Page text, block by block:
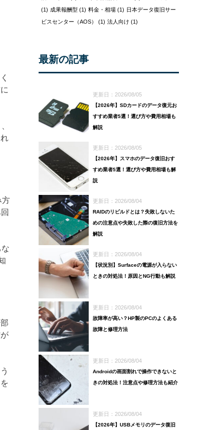
方
(1) 成果報酬型 (1) 料金・相場 (1) 日本データ復旧サー
ビスセンター（AOS）
(1) 法人向け (1)
最新の記事
更新日：2026/08/05
【2026年】SDカードのデータ復元お
すすめ業者5選！選び方や費用相場も
解説
更新日：2026/08/05
【2026年】スマホのデータ復旧おす
すめ業者5選！選び方や費用相場も解
説
更新日：2026/08/04
RAIDのリビルドとは？失敗しないた
めの注意点や失敗した際の復旧方法を
解説
更新日：2026/08/04
【状況別】Surfaceの電源が入らない
ときの対処法！原因とNG行動も解説
更新日：2026/08/04
故障率が高い？HP製のPCのよくある
故障と修理方法
更新日：2026/08/04
Androidの画面割れで操作できないと
きの対処法！注意点や修理方法も紹介
更新日：2026/08/04
【2026年】USBメモリのデータ復旧